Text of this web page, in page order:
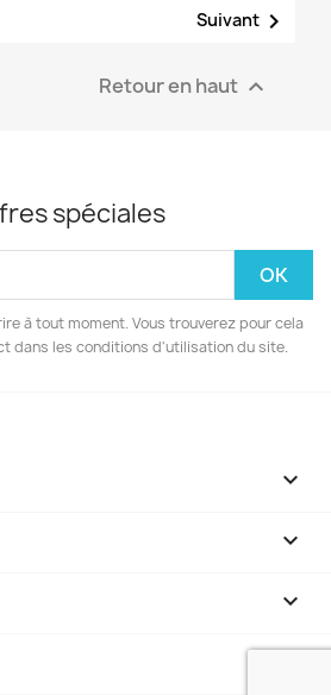
Suivant 
Retour en haut 
spéciales
à tout moment. Vous trouverez pour cela
dans les conditions d'utilisation du site.


